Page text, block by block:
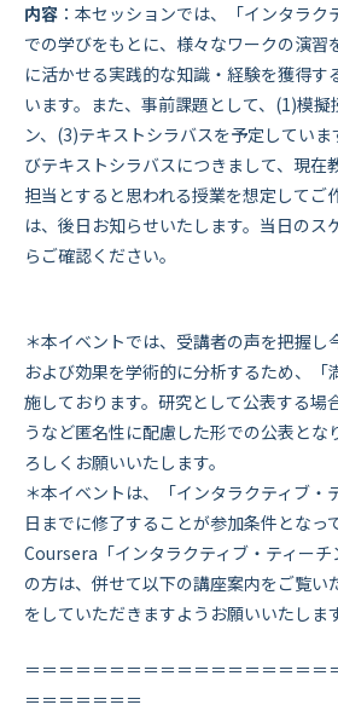
内容 ：本セッションでは、「インタラク
での学びをもとに、様々なワークの演習
に活かせる実践的な知識・経験を獲得す
います。また、事前課題として、(1)模
ン、(3)テキストシラバスを予定してい
びテキストシラバスにつきまして、現在
担当とすると思われる授業を想定してご
は、後日お知らせいたします。当日のス
らご確認ください。
＊本イベントでは、受講者の声を把握し
および効果を学術的に分析するため、「
施しております。研究として公表する場
うなど匿名性に配慮した形での公表とな
ろしくお願いいたします。
＊本イベントは、「インタラクティブ・
日までに修了することが参加条件となっ
Coursera「インタラクティブ・ティー
の方は、併せて以下の講座案内をご覧い
をしていただきますようお願いいたします
＝＝＝＝＝＝＝＝＝＝＝＝＝＝＝＝＝＝
＝＝＝＝＝＝＝